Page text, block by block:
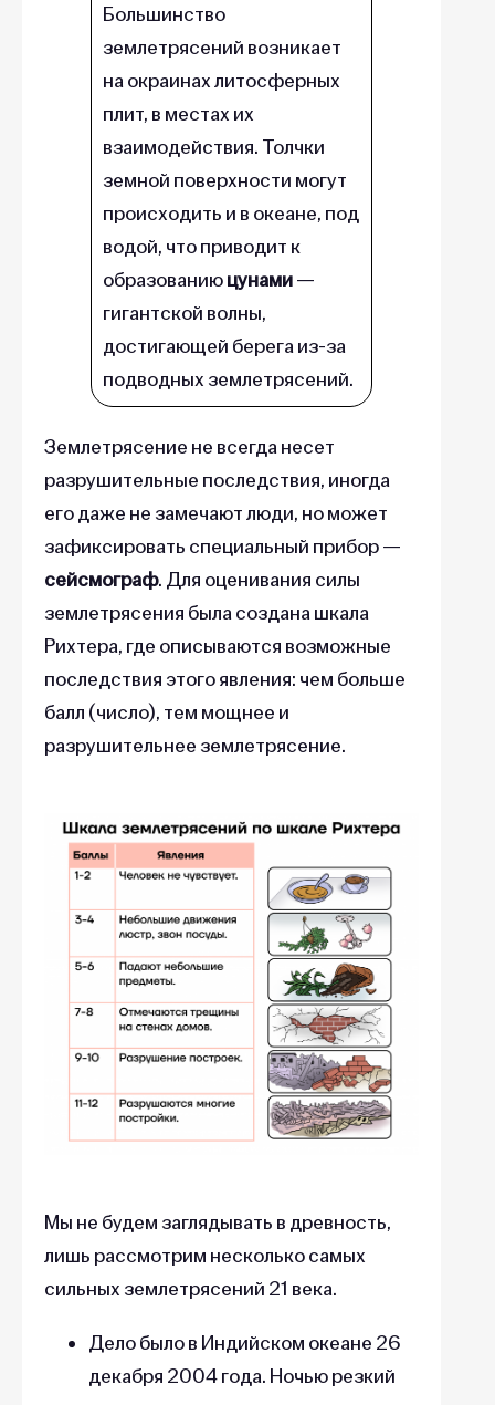
Большинство
землетрясений возникает
на окраинах литосферных
плит, в местах их
взаимодействия. Толчки
земной поверхности могут
происходить и в океане, под
водой, что приводит к
образованиюцунами—
гигантской волны,
достигающей берега из-за
подводных землетрясений.
Землетрясение не всегда несет
разрушительные последствия, иногда
его даже не замечают люди, но может
зафиксировать специальный прибор —
сейсмограф. Для оценивания силы
землетрясения была создана шкала
Рихтера, где описываются возможные
последствия этого явления: чем больше
балл (число), тем мощнее и
разрушительнее землетрясение.
Мы не будем заглядывать в древность,
лишь рассмотрим несколько самых
сильных землетрясений 21 века.
Дело было в Индийском океане 26
декабря 2004 года. Ночью резкий